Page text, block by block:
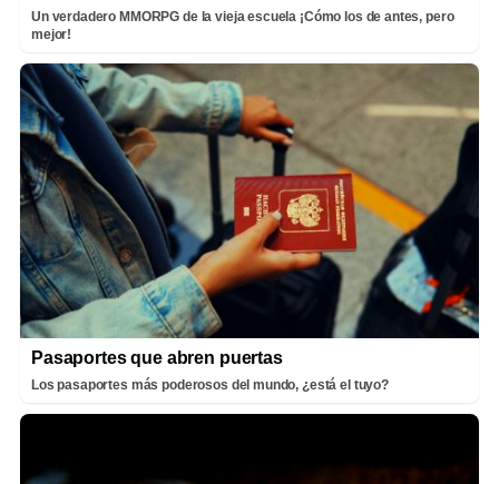
Un verdadero MMORPG de la vieja escuela ¡Cómo los de antes, pero
mejor!
Pasaportes que abren puertas
Los pasaportes más poderosos del mundo, ¿está el tuyo?